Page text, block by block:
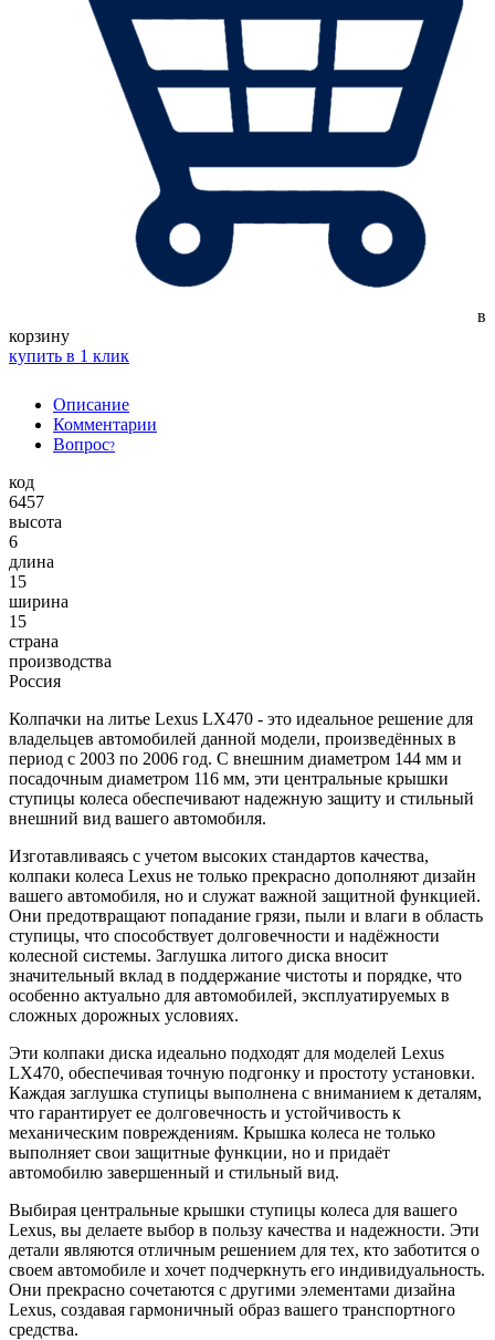
в
корзину
купить в 1 клик
Описание
Комментарии
Вопрос?
код
6457
высота
6
длина
15
ширина
15
страна
производства
Россия
Колпачки на литье Lexus LX470 - это идеальное решение для
владельцев автомобилей данной модели, произведённых в
период с 2003 по 2006 год. С внешним диаметром 144 мм и
посадочным диаметром 116 мм, эти центральные крышки
ступицы колеса обеспечивают надежную защиту и стильный
внешний вид вашего автомобиля.
Изготавливаясь с учетом высоких стандартов качества,
колпаки колеса Lexus не только прекрасно дополняют дизайн
вашего автомобиля, но и служат важной защитной функцией.
Они предотвращают попадание грязи, пыли и влаги в область
ступицы, что способствует долговечности и надёжности
колесной системы. Заглушка литого диска вносит
значительный вклад в поддержание чистоты и порядке, что
особенно актуально для автомобилей, эксплуатируемых в
сложных дорожных условиях.
Эти колпаки диска идеально подходят для моделей Lexus
LX470, обеспечивая точную подгонку и простоту установки.
Каждая заглушка ступицы выполнена с вниманием к деталям,
что гарантирует ее долговечность и устойчивость к
механическим повреждениям. Крышка колеса не только
выполняет свои защитные функции, но и придаёт
автомобилю завершенный и стильный вид.
Выбирая центральные крышки ступицы колеса для вашего
Lexus, вы делаете выбор в пользу качества и надежности. Эти
детали являются отличным решением для тех, кто заботится о
своем автомобиле и хочет подчеркнуть его индивидуальность.
Они прекрасно сочетаются с другими элементами дизайна
Lexus, создавая гармоничный образ вашего транспортного
средства.